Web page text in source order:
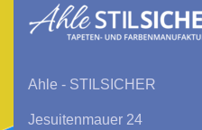
Ahle - STILSICHER
Jesuitenmauer 24